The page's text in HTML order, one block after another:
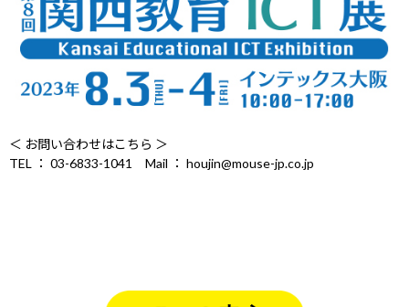
＜ お問い合わせはこちら ＞
TEL ： 03-6833-1041 Mail ： houjin@mouse-jp.co.jp